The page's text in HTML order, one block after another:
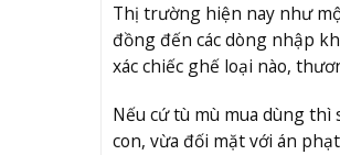
Thị trường hiện nay như
đồng đến các dòng nhập
xác chiếc ghế loại nào,
Nếu cứ tù mù mua dùng
con, vừa đối mặt với án